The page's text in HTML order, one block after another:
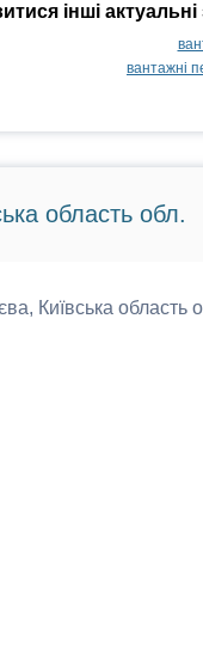
інші
вантажні
область обл.
Київська